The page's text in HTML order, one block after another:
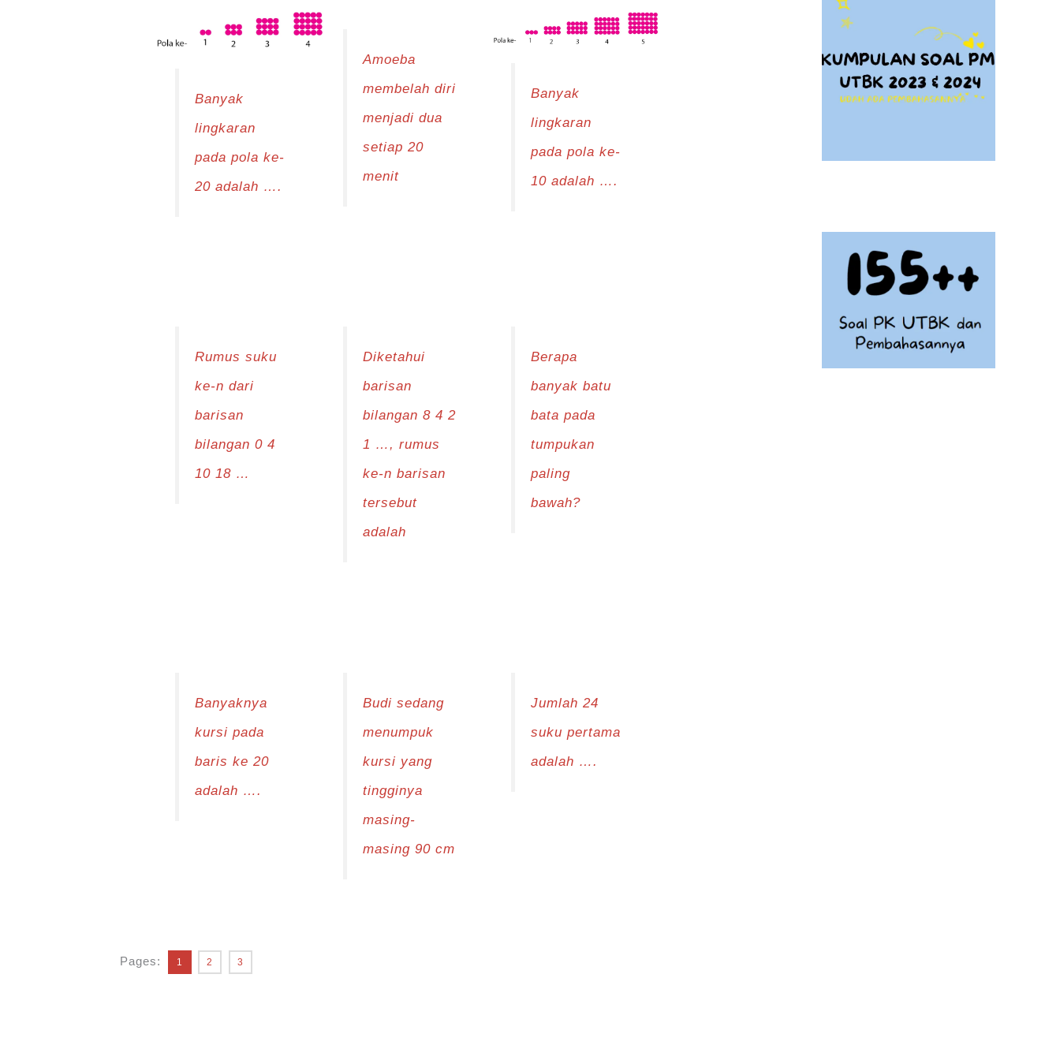
Banyak
lingkaran
pada pola ke-
20 adalah ….
Amoeba
membelah diri
menjadi dua
setiap 20
menit
Banyak
lingkaran
pada pola ke-
10 adalah ….
Rumus suku
ke-n dari
barisan
bilangan 0 4
10 18 …
Diketahui
barisan
bilangan 8 4 2
1 …, rumus
ke-n barisan
tersebut
adalah
Berapa
banyak batu
bata pada
tumpukan
paling
bawah?
Banyaknya
kursi pada
baris ke 20
adalah ….
Budi sedang
menumpuk
kursi yang
tingginya
masing-
masing 90 cm
Jumlah 24
suku pertama
adalah ….
Pages: 1 2 3